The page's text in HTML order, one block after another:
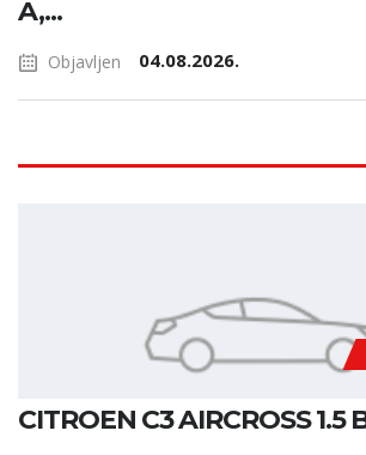
A,...
Objavljen 04.08.2026.
CITROEN C3 AIRCROSS 1.5